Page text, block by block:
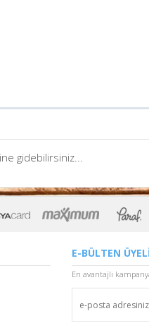
gidebilirsiniz...
E-BÜLTEN
En avantajlı